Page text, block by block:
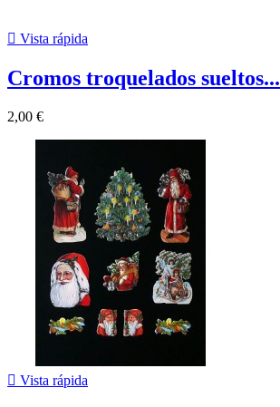
 Vista rápida
Cromos troquelados sueltos...
2,00 €
 Vista rápida